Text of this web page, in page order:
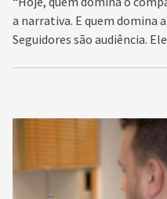
a narrativa. E quem domina
Seguidores são audiência.